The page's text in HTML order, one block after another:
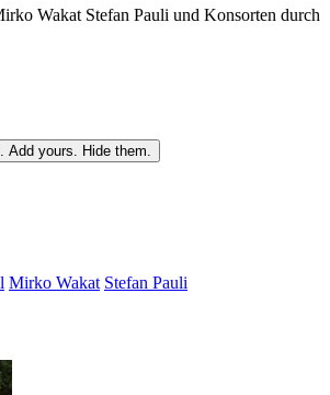
Wakat Stefan Pauli und Konsorten durch
Add yours. Hide them.
Mirko Wakat Stefan Pauli